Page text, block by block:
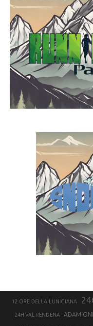
12 ORE DELLA LUNIGIANA
24H VAL RENDENA ADAM